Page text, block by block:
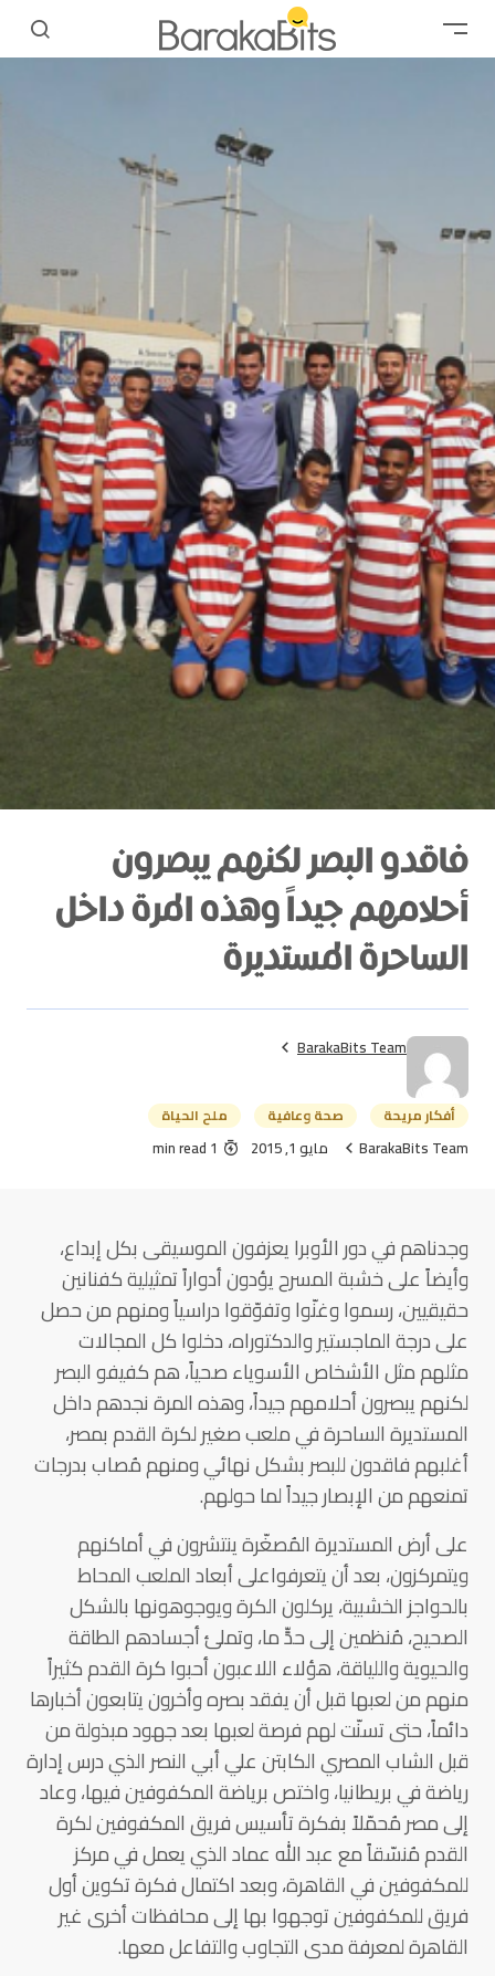
فاقدو البصر لكنهم يبصرون
أحلامهم جيداً وهذه المرة داخل
الساحرة المستديرة
BarakaBits Team
أفكار مريحة صحة وعافية ملح الحياة
BarakaBits Team مايو 1, 2015 1 min read
وجدناهم في دور الأوبرا يعزفون الموسيقى بكل إبداع،
وأيضاً على خشبة المسرح يؤدون أدواراً تمثيلية كفنانين
حقيقيين، رسموا وغنّوا وتفوّقوا دراسياً ومنهم من حصل
على درجة الماجستير والدكتوراه، دخلوا كل المجالات
مثلهم مثل الأشخاص الأسوياء صحياً، هم كفيفو البصر
لكنهم يبصرون أحلامهم جيداً، وهذه المرة نجدهم داخل
المستديرة الساحرة في ملعب صغير لكرة القدم بمصر،
أغلبهم فاقدون للبصر بشكل نهائي ومنهم مُصاب بدرجات
تمنعهم من الإبصار جيداً لما حولهم.
على أرض المستديرة المُصغّرة ينتشرون في أماكنهم
ويتمركزون، بعد أن يتعرفواعلى أبعاد الملعب المحاط
بالحواجز الخشبية، يركلون الكرة ويوجوهونها بالشكل
الصحيح، مُنظمين إلى حدٍّ ما، وتملئ أجسادهم الطاقة
والحيوية واللياقة، هؤلاء اللاعبون أحبوا كرة القدم كثيراً
منهم من لعبها قبل أن يفقد بصره وأخرون يتابعون أخبارها
دائماً، حتى تسنّت لهم فرصة لعبها بعد جهود مبذولة من
قبل الشاب المصري الكابتن علي أبي النصر الذي درس إدارة
رياضة في بريطانيا، واختص برياضة المكفوفين فيها، وعاد
إلى مصر مُحمّلاً بفكرة تأسيس فريق المكفوفين لكرة
القدم مُنسّقاً مع عبد الله عماد الذي يعمل في مركز
للمكفوفين في القاهرة، وبعد اكتمال فكرة تكوين أول
فريق للمكفوفين توجهوا بها إلى محافظات أخرى غير
القاهرة لمعرفة مدى التجاوب والتفاعل معها.